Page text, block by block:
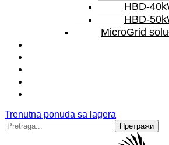
HBD-
HBD-
MicroGrid
Trenutna ponuda sa lagera
Претрага
за: